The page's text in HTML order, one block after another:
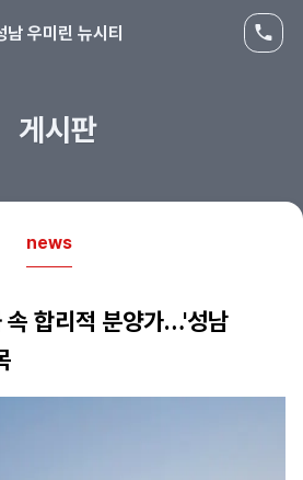
남 우미린 뉴시티
게시판
news
속 합리적 분양가…'성남